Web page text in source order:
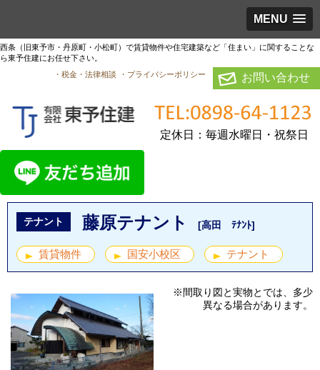
MENU
西条（旧東予市・丹原町・小松町）で賃貸物件や住宅建築など「住まい」に関することな
ら東予住建にお任せ下さい。
・税金・法律相談
・プライバシーポリシー お問い合わせ
定休日：毎週水曜日・祝祭日
テナント 藤原テナント [高田 ﾃﾅﾝﾄ]
賃貸物件 国安小校区 テナント
※間取り図と実物とでは、多少
異なる場合があります。